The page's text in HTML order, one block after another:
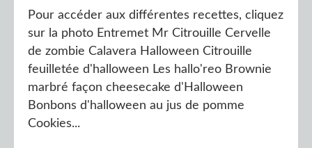
Pour accéder aux différentes recettes, cliquez
sur la photo Entremet Mr Citrouille Cervelle
de zombie Calavera Halloween Citrouille
feuilletée d'halloween Les hallo'reo Brownie
marbré façon cheesecake d'Halloween
Bonbons d'halloween au jus de pomme
Cookies...